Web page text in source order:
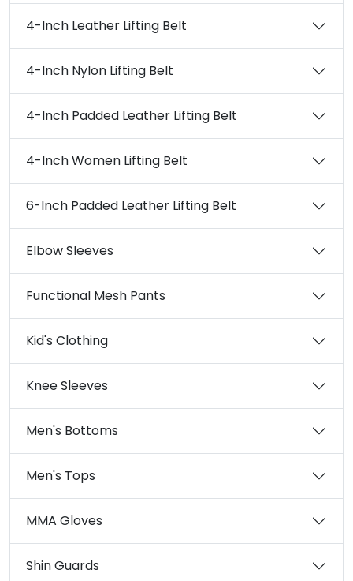
4-Inch Leather Lifting Belt
4-Inch Nylon Lifting Belt
4-Inch Padded Leather Lifting Belt
4-Inch Women Lifting Belt
6-Inch Padded Leather Lifting Belt
Elbow Sleeves
Functional Mesh Pants
Kid's Clothing
Knee Sleeves
Men's Bottoms
Men's Tops
MMA Gloves
Shin Guards